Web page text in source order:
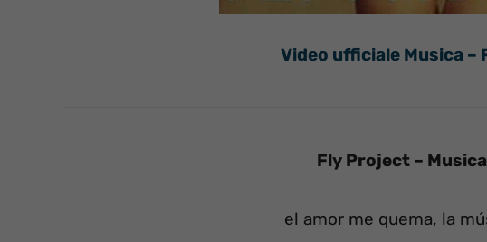
Video ufficiale Musica –
Fly Project –
el amor me quema, la